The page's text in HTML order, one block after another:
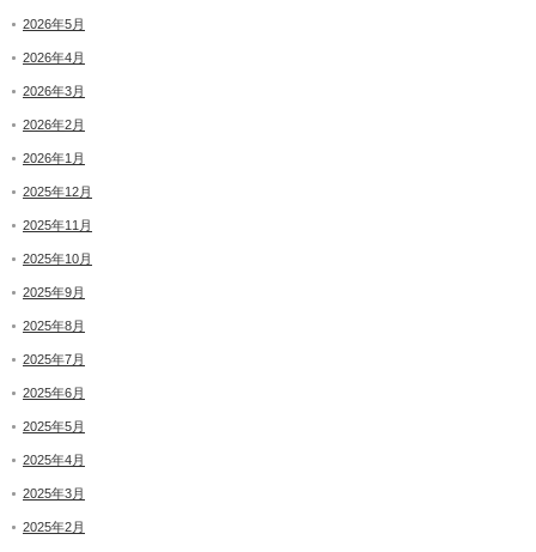
2026年5月
2026年4月
2026年3月
2026年2月
2026年1月
2025年12月
2025年11月
2025年10月
2025年9月
2025年8月
2025年7月
2025年6月
2025年5月
2025年4月
2025年3月
2025年2月